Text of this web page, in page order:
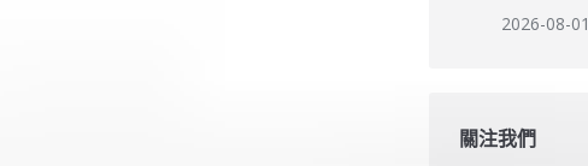
2026-08-01
關注我們